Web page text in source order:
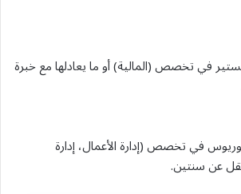
في تخصص (المالية) أو ما يعادلها مع خبرة
في تخصص (إدارة الأعمال، إدارة
عن سنتين.